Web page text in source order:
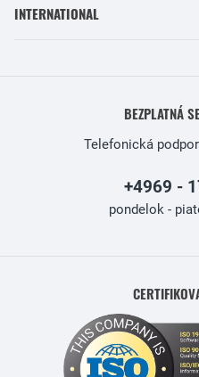
INTERNATIONAL
BEZPLATNÁ
Telefonická
+4969 -
pondelok -